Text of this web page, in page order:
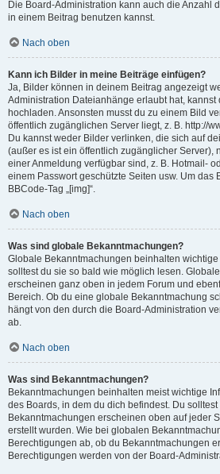
Die Board-Administration kann auch die Anzahl
in einem Beitrag benutzen kannst.
Nach oben
Kann ich Bilder in meine Beiträge einfügen?
Ja, Bilder können in deinem Beitrag angezeigt
Administration Dateianhänge erlaubt hat, kannst
hochladen. Ansonsten musst du zu einem Bild
öffentlich zugänglichen Server liegt, z. B. http://
Du kannst weder Bilder verlinken, die sich auf
(außer es ist ein öffentlich zugänglicher Server),
einer Anmeldung verfügbar sind, z. B. Hotmail-
einem Passwort geschützte Seiten usw. Um das
BBCode-Tag „[img]“.
Nach oben
Was sind globale Bekanntmachungen?
Globale Bekanntmachungen beinhalten
solltest du sie so bald wie möglich lesen.
erscheinen ganz oben in jedem Forum und
Bereich. Ob du eine globale Bekanntmachung
hängt von den durch die Board-Administration
ab.
Nach oben
Was sind Bekanntmachungen?
Bekanntmachungen beinhalten meist wichtige
des Boards, in dem du dich befindest. Du
Bekanntmachungen erscheinen oben auf jeder
erstellt wurden. Wie bei globalen
Berechtigungen ab, ob du Bekanntmachungen
Berechtigungen werden von der Board-